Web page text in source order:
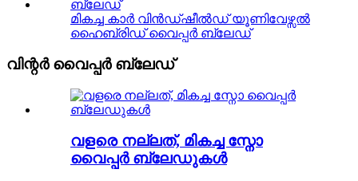
മികച്ച കാർ വിൻഡ്ഷീൽഡ് യൂണിവേഴ്സൽ
ഹൈബ്രിഡ് വൈപ്പർ ബ്ലേഡ്
വിന്റർ വൈപ്പർ ബ്ലേഡ്
വളരെ നല്ലത്, മികച്ച സ്നോ
വൈപ്പർ ബ്ലേഡുകൾ